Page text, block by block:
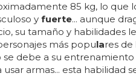
85 kg, lo que
y fuerte... aunque
su tamaño y habilidades
más populares de
se debe a su entrenamiento
usar armas... esta habilidad